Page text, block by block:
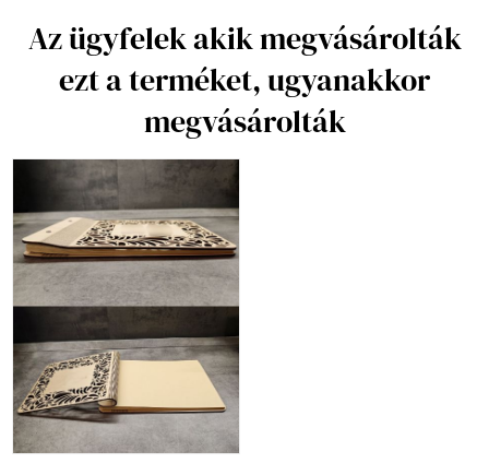
Az ügyfelek akik megvásárolták
ezt a terméket, ugyanakkor
megvásárolták